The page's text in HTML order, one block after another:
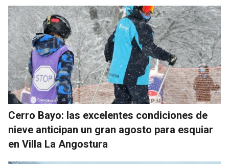
Cerro Bayo: las excelentes condiciones de
nieve anticipan un gran agosto para esquiar
en Villa La Angostura